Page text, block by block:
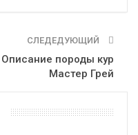
СЛЕДЕДУЮЩИЙ
Описание породы кур
Мастер Грей